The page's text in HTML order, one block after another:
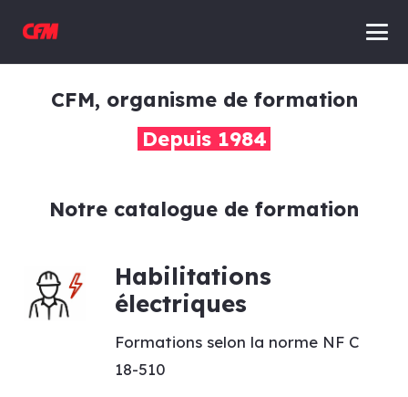
CFM, organisme de formation
Depuis 1984
Notre catalogue de formation
Habilitations
électriques
Formations selon la norme NF C
18-510